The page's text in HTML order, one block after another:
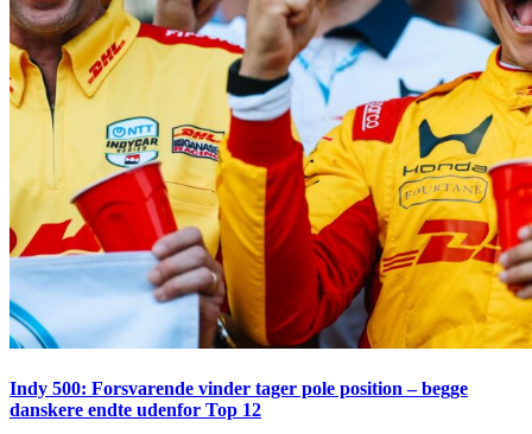
Indy 500: Forsvarende vinder tager pole position – begge
danskere endte udenfor Top 12